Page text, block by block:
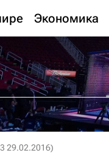
Экономика
29.02.2016)